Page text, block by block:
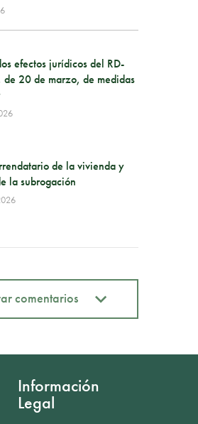
efectos jurídicos del RD-
20 de marzo, de medidas
de la vivienda y
la subrogación
comentarios
Información
Legal